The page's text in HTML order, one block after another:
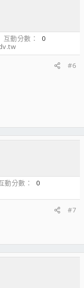
互動分數
0
#6
動分數
0
#7